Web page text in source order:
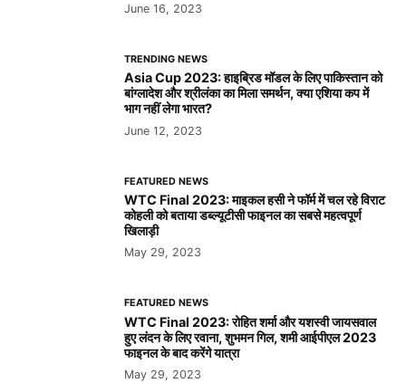
June 16, 2023
TRENDING NEWS
Asia Cup 2023: हाइब्रिड मॉडल के लिए पाकिस्तान को
बांग्लादेश और श्रीलंका का मिला समर्थन, क्या एशिया कप में
भाग नहीं लेगा भारत?
June 12, 2023
FEATURED NEWS
WTC Final 2023: माइकल हसी ने फॉर्म में चल रहे विराट
कोहली को बताया डब्ल्यूटीसी फाइनल का सबसे महत्वपूर्ण
खिलाड़ी
May 29, 2023
FEATURED NEWS
WTC Final 2023: रोहित शर्मा और यशस्वी जायसवाल
हुए लंदन के लिए रवाना, शुभमन गिल, शमी आईपीएल 2023
फाइनल के बाद करेंगे यात्रा
May 29, 2023